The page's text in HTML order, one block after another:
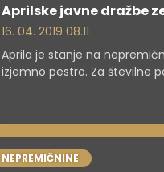
Aprilske javne dražbe
16. 04. 2019 08.11
Aprila je stanje na
izjemno pestro. Za številne
družinske samostojne
preverite najugodnejše
NEPREMIČNINE